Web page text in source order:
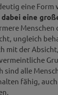
eine Form
eine
ungleich
mit der
sind alle
fähig,